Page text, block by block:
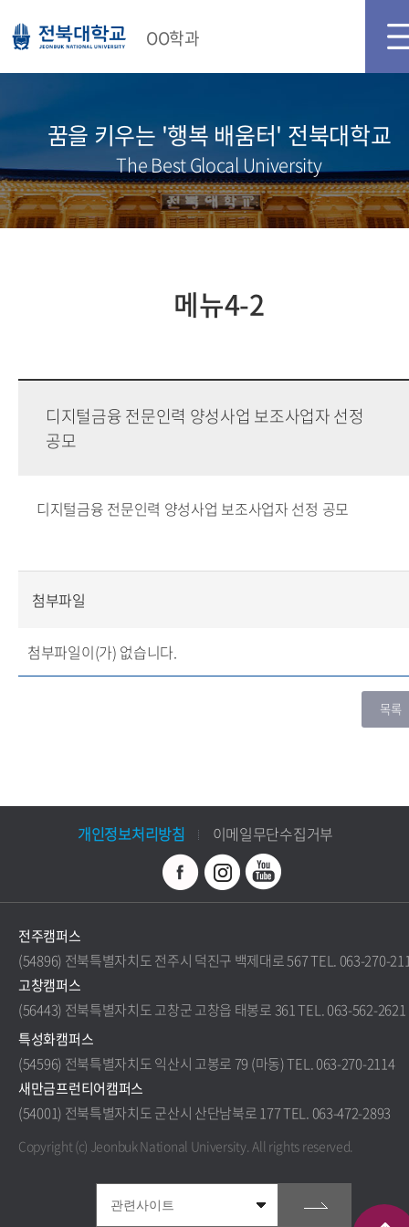
OO학과
꿈을 키우는 '행복 배움터' 전북대학교
The Best Glocal University
메뉴4-2
디지털금융 전문인력 양성사업 보조사업자 선정
공모
디지털금융 전문인력 양성사업 보조사업자 선정 공모
첨부파일
첨부파일이(가) 없습니다.
개인정보처리방침 이메일무단수집거부
전주캠퍼스
(54896) 전북특별자치도 전주시 덕진구 백제대로 567 TEL. 063-270-
고창캠퍼스
(56443) 전북특별자치도 고창군 고창읍 태봉로 361 TEL. 063-562-2621
특성화캠퍼스
(54596) 전북특별자치도 익산시 고봉로 79 (마동) TEL. 063-270-2114
새만금프런티어캠퍼스
(54001) 전북특별자치도 군산시 산단남북로 177 TEL. 063-472-2893
Copyright (c) Jeonbuk National University.All rights reserved.